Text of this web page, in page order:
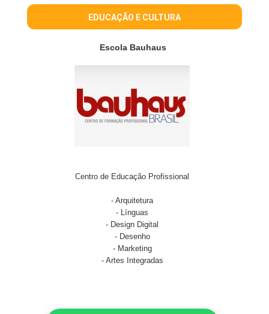
EDUCAÇÃO E CULTURA
Escola Bauhaus
Centro de Educação Profissional
- Arquitetura
- Línguas
- Design Digital
- Desenho
- Marketing
- Artes Integradas